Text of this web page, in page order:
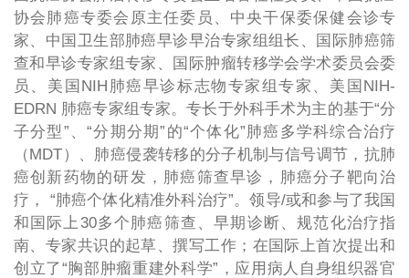
协会肺癌专委会原主任委员、中央干保委保健会诊专
家、中国卫生部肺癌早诊早治专家组组长、国际肺癌筛
查和早诊专家组专家、国际肿瘤转移学会学术委员会委
员、美国 NIH 肺癌早诊标志物专家组专家、美国 NIH-
EDRN 肺癌专家组专家。专长于外科手术为主的基于“分
子分型 ” 、“分期分期” 的“个体化”肺癌多学科综合治疗
（ MDT ）、肺癌侵袭转移的分子机制与信号调节，抗肺
癌创新药物的研发，肺癌筛查早诊，肺癌分子靶向治
疗， “肺癌个体化精准外科治疗”。领导/或和参与了我国
和国际上 30多个肺癌筛查、早期诊断、规范化治疗指
南、专家共识的起草、撰写工作；在国际上首次提出和
创立了“胸部肿瘤重建外科学” ，应用病人自身组织器官